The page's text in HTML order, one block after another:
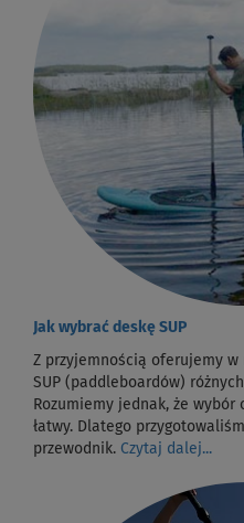
Jak wybrać deskę SUP
Z przyjemnością oferujemy
SUP (paddleboardów)
Rozumiemy jednak, że
łatwy. Dlatego
przewodnik. Czytaj dalej...